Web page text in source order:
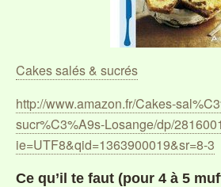
Cakes salés & sucrés
http://www.amazon.fr/Cakes-
sucr%C3%A9s-Losange/dp/
ie=UTF8&qid=1363900019&sr=8-3
Ce qu’il te faut (pour 4 à 5